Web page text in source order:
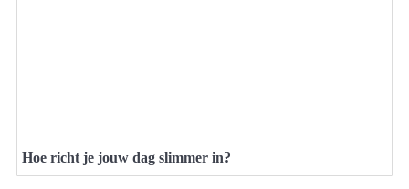
Hoe richt je jouw dag slimmer in?